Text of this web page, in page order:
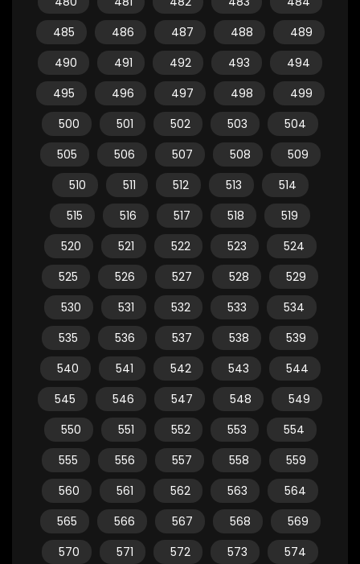
485
486 487 488
489
490
491 492 493
494
495
496 497 498
499
500
501 502 503
504
505
506 507 508
509
510
511 512 513
514
515
516 517 518
519
520
521 522 523
524
525
526 527 528
529
530
531 532 533
534
535
536 537 538
539
540
541 542 543
544
545
546 547 548
549
550
551 552 553
554
555
556 557 558
559
560
561 562 563
564
565
566 567 568
569
570
571 572 573
574